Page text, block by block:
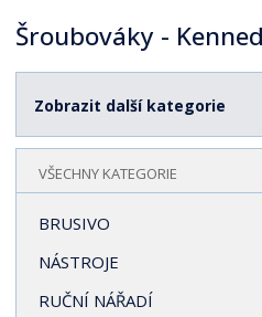
d
s
t
a
a
Šroubováky -
Zobrazit další kategorie
VŠECHNY KATEGORIE
BRUSIVO
NÁSTROJE
RUČNÍ NÁŘADÍ